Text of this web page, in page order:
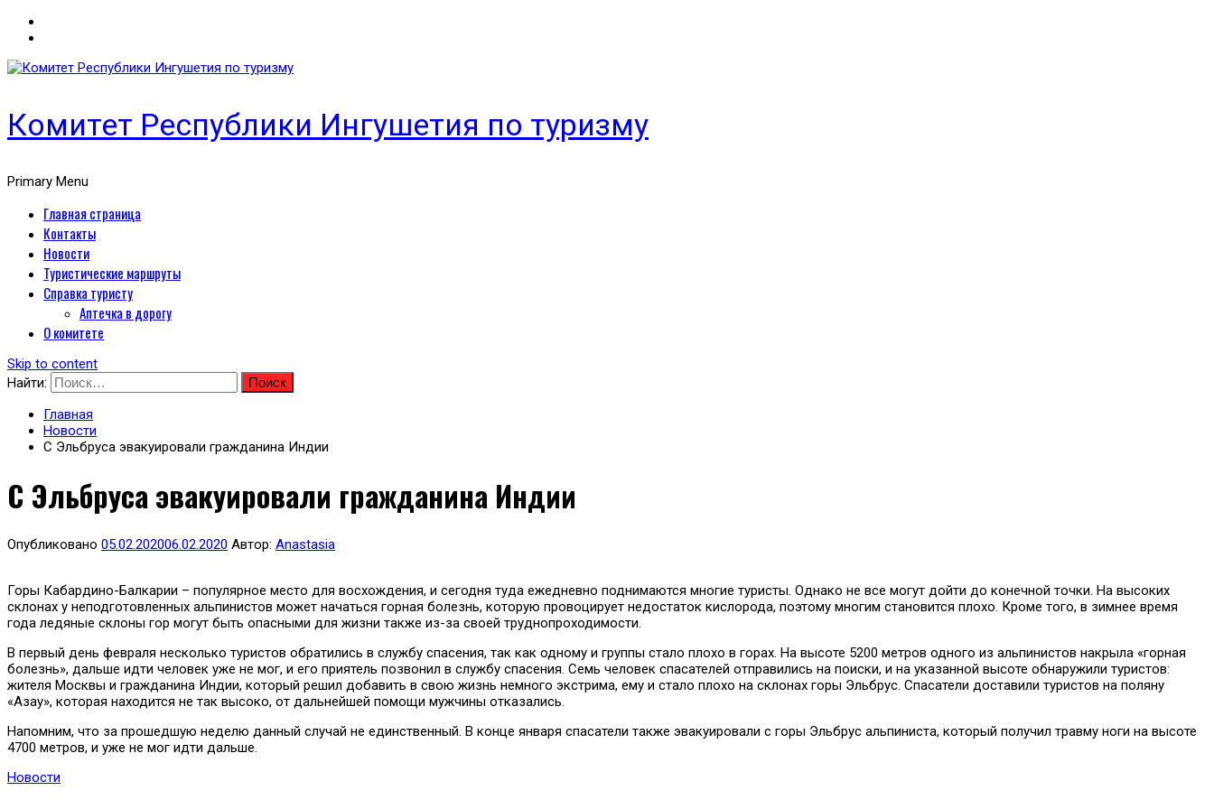
Комитет Республики Ингушетия по туризму
Primary Menu
Главная страница
Контакты
Новости
Туристические маршруты
Справка туристу
Аптечка в дорогу
О комитете
Skip to content
Найти:
Главная
Новости
С Эльбруса эвакуировали гражданина Индии
С Эльбруса эвакуировали гражданина Индии
Опубликовано 05.02.202006.02.2020 Автор: Anastasia
Горы Кабардино-Балкарии – популярное место для восхождения, и сегодня туда ежедневно поднимаются многие туристы. Однако не все могут дойти до конечной точки. На высоких
склонах у неподготовленных альпинистов может начаться горная болезнь, которую провоцирует недостаток кислорода, поэтому многим становится плохо. Кроме того, в зимнее время
года ледяные склоны гор могут быть опасными для жизни также из-за своей труднопроходимости.
В первый день февраля несколько туристов обратились в службу спасения, так как одному и группы стало плохо в горах. На высоте 5200 метров одного из альпинистов накрыла «горная
болезнь», дальше идти человек уже не мог, и его приятель позвонил в службу спасения. Семь человек спасателей отправились на поиски, и на указанной высоте обнаружили туристов:
жителя Москвы и гражданина Индии, который решил добавить в свою жизнь немного экстрима, ему и стало плохо на склонах горы Эльбрус. Спасатели доставили туристов на поляну
«Азау», которая находится не так высоко, от дальнейшей помощи мужчины отказались.
Напомним, что за прошедшую неделю данный случай не единственный. В конце января спасатели также эвакуировали с горы Эльбрус альпиниста, который получил травму ноги на высоте
4700 метров, и уже не мог идти дальше.
Новости